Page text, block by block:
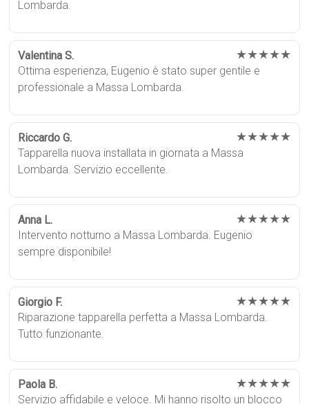
Lombarda.
Valentina S. ★★★★★
Ottima esperienza, Eugenio è stato super gentile e
professionale a Massa Lombarda.
Riccardo G. ★★★★★
Tapparella nuova installata in giornata a Massa
Lombarda. Servizio eccellente.
Anna L. ★★★★★
Intervento notturno a Massa Lombarda. Eugenio
sempre disponibile!
Giorgio F. ★★★★★
Riparazione tapparella perfetta a Massa Lombarda.
Tutto funzionante.
Paola B. ★★★★★
Servizio affidabile e veloce. Mi hanno risolto un blocco